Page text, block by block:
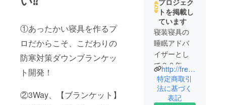
①あったかい寝具を作るプ
ロだからこそ、こだわりの
防寒対策ダウンブランケッ
ト開発！
②3Way、【ブランケット】
プロジェク
トを掲載し
ています
寝装寝具の
睡眠アドバ
イザーとし
て３０年以
上に渡る現
場経験を持
つ寝具の匠
http://frest-pro.jp/
特定商取引
法に基づく
表記